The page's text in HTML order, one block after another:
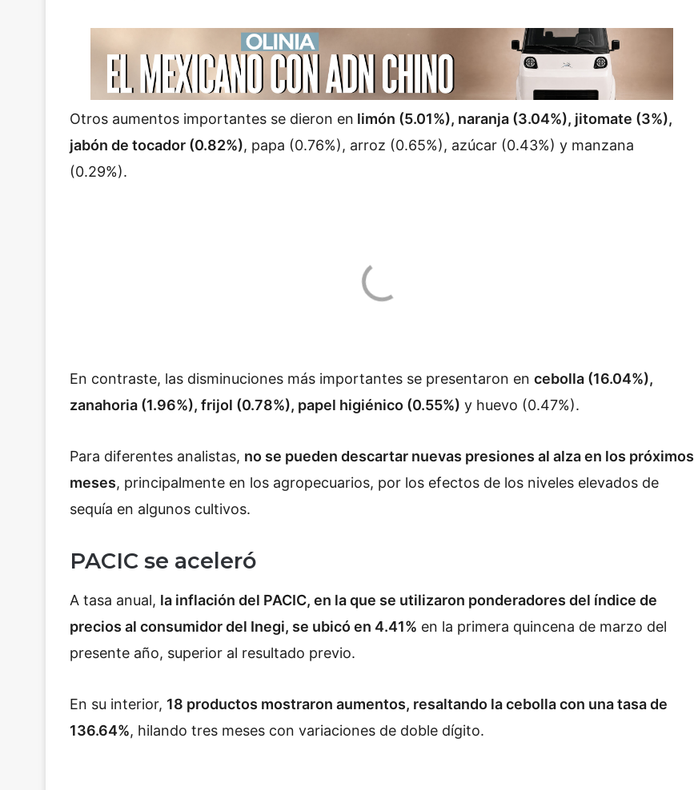
Otros aumentos importantes se dieron en limón (5.01%), naranja (3.04%), jitomate (3%),
jabón de tocador (0.82%), papa (0.76%), arroz (0.65%), azúcar (0.43%) y manzana
(0.29%).
En contraste, las disminuciones más importantes se presentaron en cebolla (16.04%),
zanahoria (1.96%), frijol (0.78%), papel higiénico (0.55%) y huevo (0.47%).
Para diferentes analistas, no se pueden descartar nuevas presiones al alza en los próximos
meses, principalmente en los agropecuarios, por los efectos de los niveles elevados de
sequía en algunos cultivos.
PACIC se aceleró
A tasa anual, la inflación del PACIC, en la que se utilizaron ponderadores del índice de
precios al consumidor del Inegi, se ubicó en 4.41% en la primera quincena de marzo del
presente año, superior al resultado previo.
En su interior, 18 productos mostraron aumentos, resaltando la cebolla con una tasa de
136.64%, hilando tres meses con variaciones de doble dígito.